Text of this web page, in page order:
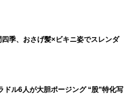
季、おさげ髪×ビキニ姿でスレンダ
ドル6人が大胆ポージング “股”特化写